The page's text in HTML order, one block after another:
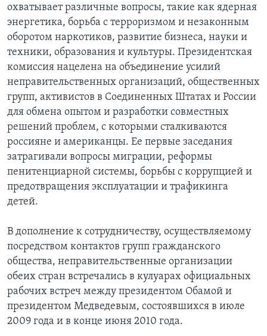
охватывает различные вопросы, такие как ядерная
энергетика, борьба с терроризмом и незаконным
оборотом наркотиков, развитие бизнеса, науки и
техники, образования и культуры. Президентская
комиссия нацелена на объединение усилий
неправительственных организаций, общественных
групп, активистов в Соединенных Штатах и России
для обмена опытом и разработки совместных
решений проблем, с которыми сталкиваются
россияне и американцы. Ее первые заседания
затрагивали вопросы миграции, реформы
пенитенциарной системы, борьбы с коррупцией и
предотвращения эксплуатации и трафикинга
детей.
В дополнение к сотрудничеству, осуществляемому
посредством контактов групп гражданского
общества, неправительственные организации
обеих стран встречались в кулуарах официальных
рабочих встреч между президентом Обамой и
президентом Медведевым, состоявшихся в июле
2009 года и в конце июня 2010 года.